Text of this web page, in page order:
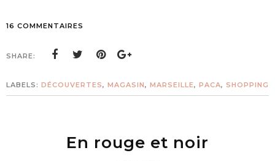
16 COMMENTAIRES
SHARE:
LABELS: DÉCOUVERTES, MAGASIN, MARSEILLE, PACA, SHOPPING
En rouge et noir